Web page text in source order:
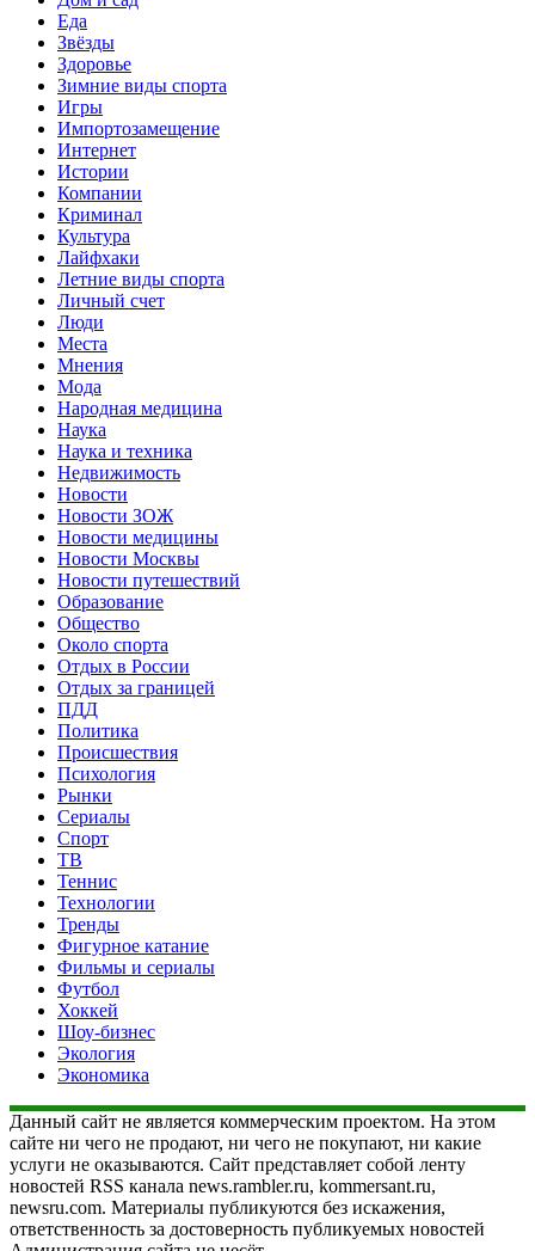
Еда
Звёзды
Здоровье
Зимние виды спорта
Игры
Импортозамещение
Интернет
Истории
Компании
Криминал
Культура
Лайфхаки
Летние виды спорта
Личный счет
Люди
Места
Мнения
Мода
Народная медицина
Наука
Наука и техника
Недвижимость
Новости
Новости ЗОЖ
Новости медицины
Новости Москвы
Новости путешествий
Образование
Общество
Около спорта
Отдых в России
Отдых за границей
ПДД
Политика
Происшествия
Психология
Рынки
Сериалы
Спорт
ТВ
Теннис
Технологии
Тренды
Фигурное катание
Фильмы и сериалы
Футбол
Хоккей
Шоу-бизнес
Экология
Экономика
Данный сайт не является коммерческим проектом. На этом
сайте ни чего не продают, ни чего не покупают, ни какие
услуги не оказываются. Сайт представляет собой ленту
новостей RSS канала news.rambler.ru, kommersant.ru,
newsru.com. Материалы публикуются без искажения,
ответственность за достоверность публикуемых новостей